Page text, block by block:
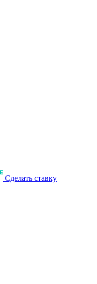
Сделать ставку